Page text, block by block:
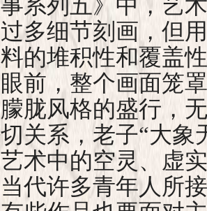
事系列五》中，艺
多细节刻画，但
的堆积性和覆盖
前，整个画面笼
胧风格的盛行，
关系，老子“大象
术中的空灵、虚
代许多青年人所